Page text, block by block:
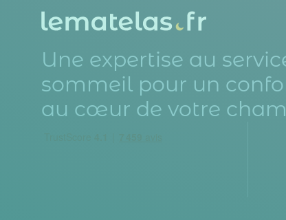
Une expertise au
sommeil pour un
au cœur de votre